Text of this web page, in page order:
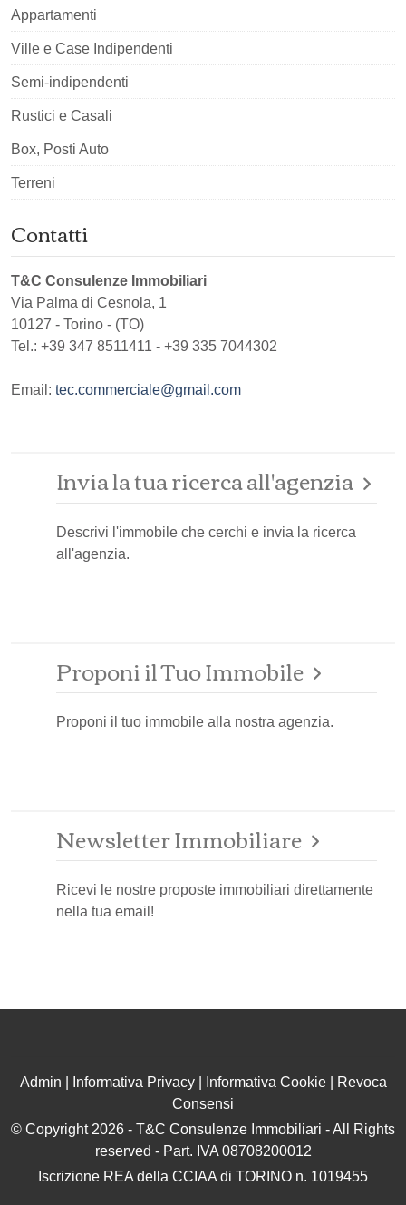
Appartamenti
Ville e Case Indipendenti
Semi-indipendenti
Rustici e Casali
Box, Posti Auto
Terreni
Contatti
T&C Consulenze Immobiliari
Via Palma di Cesnola, 1
10127 - Torino - (TO)
Tel.: +39 347 8511411 - +39 335 7044302
Email: tec.commerciale@gmail.com
Invia la tua ricerca all'agenzia
Descrivi l'immobile che cerchi e invia la ricerca
all'agenzia.
Proponi il Tuo Immobile
Proponi il tuo immobile alla nostra agenzia.
Newsletter Immobiliare
Ricevi le nostre proposte immobiliari direttamente
nella tua email!
Admin Informativa Privacy| Informativa Cookie|
Revoca
Consensi
© Copyright 2026 - T&C Consulenze Immobiliari - All Rights
reserved - Part. IVA 08708200012
Iscrizione REA della CCIAA di TORINO n. 1019455